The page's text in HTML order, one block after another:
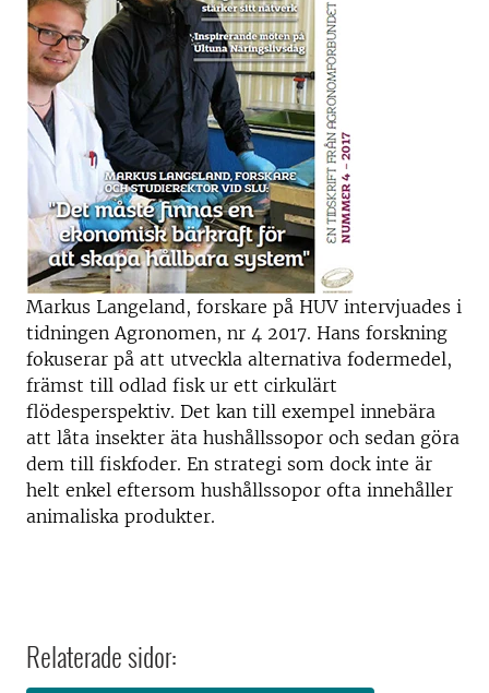
Markus Langeland, forskare på HUV intervjuades i
tidningen Agronomen, nr 4 2017. Hans forskning
fokuserar på att utveckla alternativa fodermedel,
främst till odlad fisk ur ett cirkulärt
flödesperspektiv. Det kan till exempel innebära
att låta insekter äta hushållssopor och sedan göra
dem till fiskfoder. En strategi som dock inte är
helt enkel eftersom hushållssopor ofta innehåller
animaliska produkter.
Relaterade sidor: